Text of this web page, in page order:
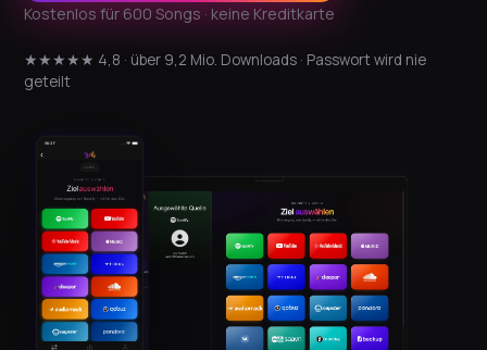
Kostenlos für 600 Songs · keine Kreditkarte
★★★★★ 4,8 · über 9,2 Mio. Downloads · Passwort wird nie
geteilt